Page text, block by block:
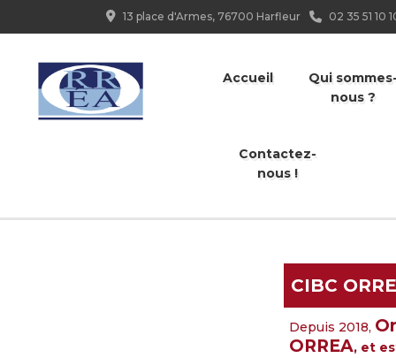
13 place d'Armes, 76700 Harfleur 02 35 51 10
Accueil
Qui
nous ?
Contactez-
nous !
CIBC
Depuis 2018,
ORREA, et